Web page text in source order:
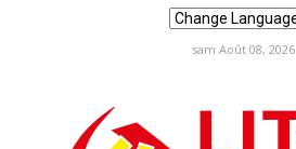
sam Août 08, 2026